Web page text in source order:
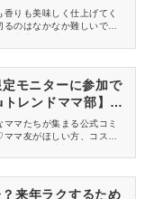
りも美味しく仕上げてく
のはなかなか難しいです
ままお料理に使えます♪
モニターに参加で
レンドママ部】部
マたちが集まる公式コミ
マ友がほしい方、コスメサ
来年ラクするため